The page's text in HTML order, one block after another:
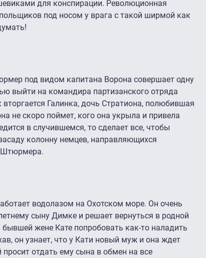
для конспирации. Революционная
под носом у врага с такой ширмой как
под видом капитана Ворона совершает одну
выйти на командира партизанского отряда
Галинка, дочь Стратиона, полюбившая
не скоро поймет, кого она укрыла и привела
в случившемся, то сделает все, чтобы
колонну немцев, направляющихся
Штюрмера.
водолазом на Охотском море. Он очень
сыну Димке и решает вернуться в родной
жене Кате попробовать как-то наладить
он узнает, что у Кати новый муж и она ждет
просит отдать ему сына в обмен на все